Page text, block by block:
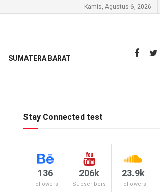
Kamis, Agustus 6, 2026
SUMATERA BARAT
Stay Connected test
136
Followers
206k
Subscribers
23.9k
Followers